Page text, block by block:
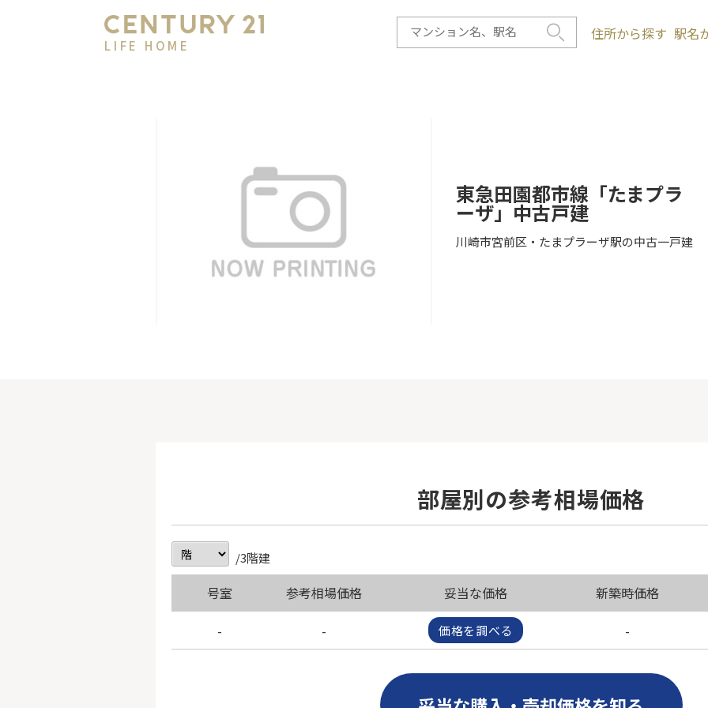
LIFE HOME
住所から探す 駅名
東急田園都市線「たまプラ
ーザ」中古戸建
川崎市宮前区・たまプラーザ駅の中古一戸建
部屋別の参考相場価格
/3階建
号室 参考相場価格 妥当な価格 新築時価格
-
- 価格を調べる -